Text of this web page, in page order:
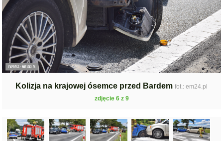
Kolizja na krajowej ósemce przed Bardem fot.: em24.pl
zdjęcie 6 z 9